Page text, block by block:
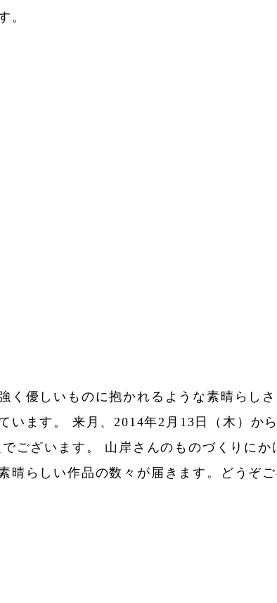
。
優しいものに抱かれるような素晴らし
います。 来月、2014年2月13日（木）
ございます。 山岸さんのものづくりに
らしい作品の数々が届きます。どうぞご